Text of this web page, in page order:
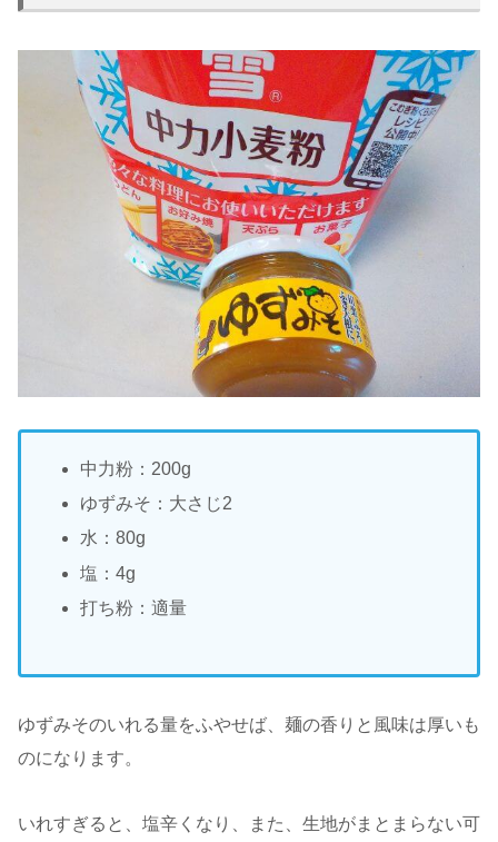
中力粉：200g
ゆずみそ：大さじ2
水：80g
塩：4g
打ち粉：適量
ゆずみそのいれる量をふやせば、麺の香りと風味は厚いも
のになります。
いれすぎると、塩辛くなり、また、生地がまとまらない可